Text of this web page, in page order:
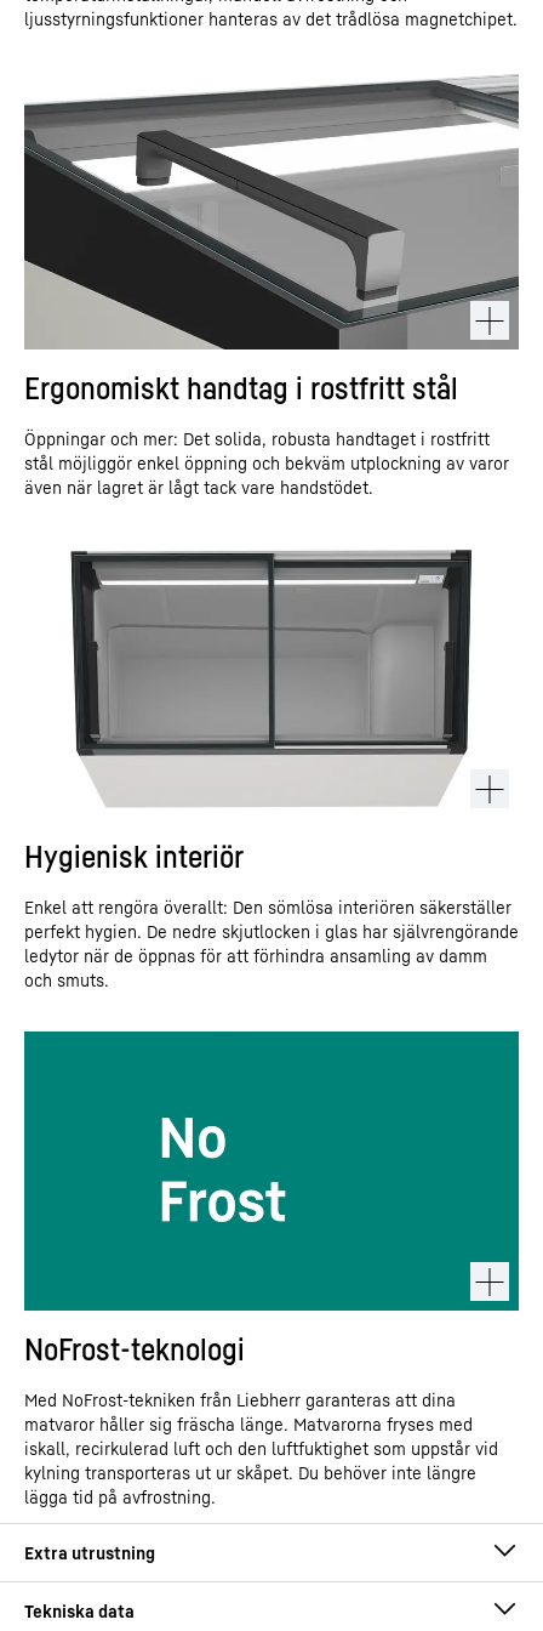
ljusstyrningsfunktioner hanteras av det trådlösa magnetchipet.
Ergonomiskt handtag i rostfritt stål
Öppningar och mer: Det solida, robusta handtaget i rostfritt
stål möjliggör enkel öppning och bekväm utplockning av varor
även när lagret är lågt tack vare handstödet.
Hygienisk interiör
Enkel att rengöra överallt: Den sömlösa interiören säkerställer
perfekt hygien. De nedre skjutlocken i glas har självrengörande
ledytor när de öppnas för att förhindra ansamling av damm
och smuts.
NoFrost-teknologi
Med NoFrost-tekniken från Liebherr garanteras att dina
matvaror håller sig fräscha länge. Matvarorna fryses med
iskall, recirkulerad luft och den luftfuktighet som uppstår vid
kylning transporteras ut ur skåpet. Du behöver inte längre
lägga tid på avfrostning.